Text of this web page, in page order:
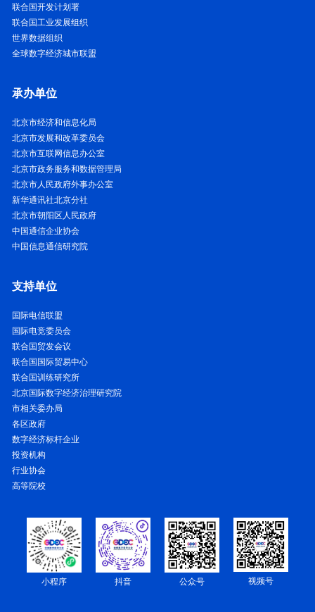
联合国开发计划署
联合国工业发展组织
世界数据组织
全球数字经济城市联盟
承办单位
北京市经济和信息化局
北京市发展和改革委员会
北京市互联网信息办公室
北京市政务服务和数据管理局
北京市人民政府外事办公室
新华通讯社北京分社
北京市朝阳区人民政府
中国通信企业协会
中国信息通信研究院
支持单位
国际电信联盟
国际电竞委员会
联合国贸发会议
联合国国际贸易中心
联合国训练研究所
北京国际数字经济治理研究院
市相关委办局
各区政府
数字经济标杆企业
投资机构
行业协会
高等院校
小程序 抖音 公众号 视频号